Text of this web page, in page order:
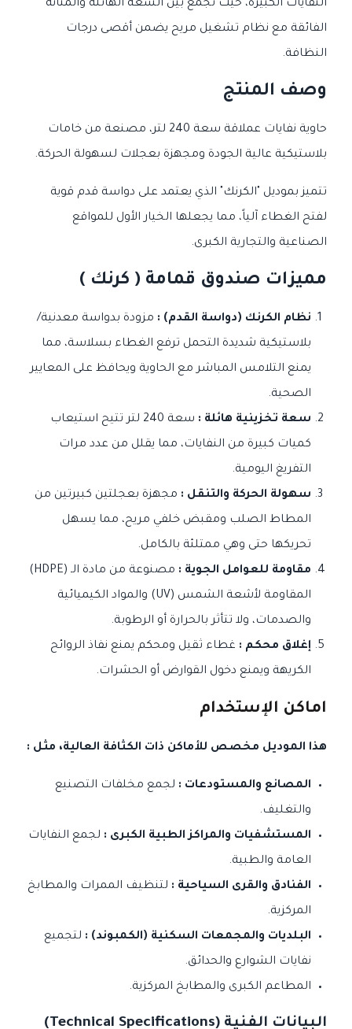
النفايات الكبيرة، حيث تجمع بين السعة الهائلة والمتانة
الفائقة مع نظام تشغيل مريح يضمن أقصى درجات
النظافة.
وصف المنتج
حاوية نفايات عملاقة سعة 240 لتر، مصنعة من خامات
بلاستيكية عالية الجودة ومجهزة بعجلات لسهولة الحركة.
تتميز بموديل "الكرنك" الذي يعتمد على دواسة قدم قوية
لفتح الغطاء آلياً، مما يجعلها الخيار الأول للمواقع
الصناعية والتجارية الكبرى.
مميزات صندوق قمامة ( كرنك )
نظام الكرنك (دواسة القدم) : مزودة بدواسة معدنية/
بلاستيكية شديدة التحمل ترفع الغطاء بسلاسة، مما
يمنع التلامس المباشر مع الحاوية ويحافظ على المعايير
الصحية.
سعة تخزينية هائلة :
سعة 240 لتر تتيح استيعاب
كميات كبيرة من النفايات، مما يقلل من عدد مرات
التفريغ اليومية.
سهولة الحركة والتنقل : مجهزة بعجلتين كبيرتين من
المطاط الصلب ومقبض خلفي مريح، مما يسهل
تحريكها حتى وهي ممتلئة بالكامل.
مقاومة للعوامل الجوية :
مصنوعة من مادة الـ (HDPE)
المقاومة لأشعة الشمس (UV) والمواد الكيميائية
والصدمات، ولا تتأثر بالحرارة أو الرطوبة.
إغلاق محكم : غطاء ثقيل ومحكم يمنع نفاذ الروائح
الكريهة ويمنع دخول القوارض أو الحشرات.
اماكن الإستخدام
هذا الموديل مخصص للأماكن ذات الكثافة العالية، مثل :
المصانع والمستودعات : لجمع مخلفات التصنيع
والتغليف.
المستشفيات والمراكز الطبية الكبرى : لجمع النفايات
العامة والطبية.
الفنادق والقرى السياحية : لتنظيف الممرات والمطابخ
المركزية.
البلديات والمجمعات السكنية (الكمبوند) : لتجميع
نفايات الشوارع والحدائق.
المطاعم الكبرى والمطابخ المركزية.
البيانات الفنية (Technical Specifications)